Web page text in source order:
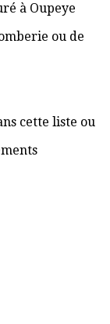
à Oupeye
ou de
cette liste ou